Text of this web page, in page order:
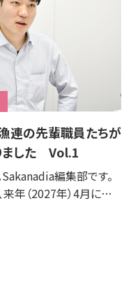
連の先輩職員たちが
ました Vol.1
Sakanadia編集部です。
年（2027年）4月に…